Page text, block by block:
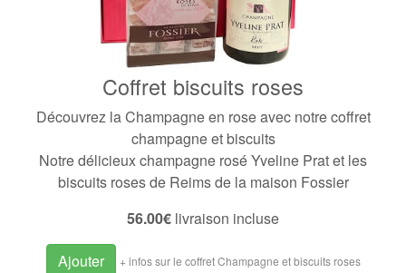
Coffret biscuits roses
Découvrez la Champagne en rose avec notre coffret
champagne et biscuits
Notredélicieux champagne roséYveline Prat et les
biscuits roses de Reims de la maison Fossier
56.00€ livraison incluse
Ajouter + infos sur le coffret Champagne et biscuits roses